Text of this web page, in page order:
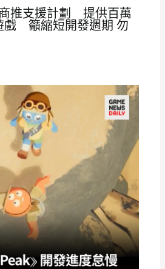
推支援計劃 提供百萬
戲 籲縮短開發週期 勿